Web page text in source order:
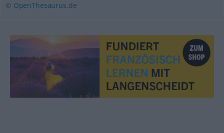
© OpenThesaurus.de